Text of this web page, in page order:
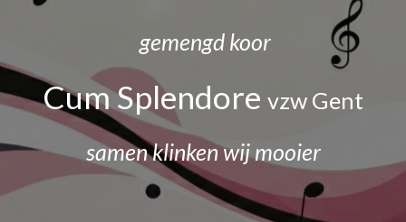
gemengd koor
Cum Splendore vzw Gent
samen klinken wij mooier